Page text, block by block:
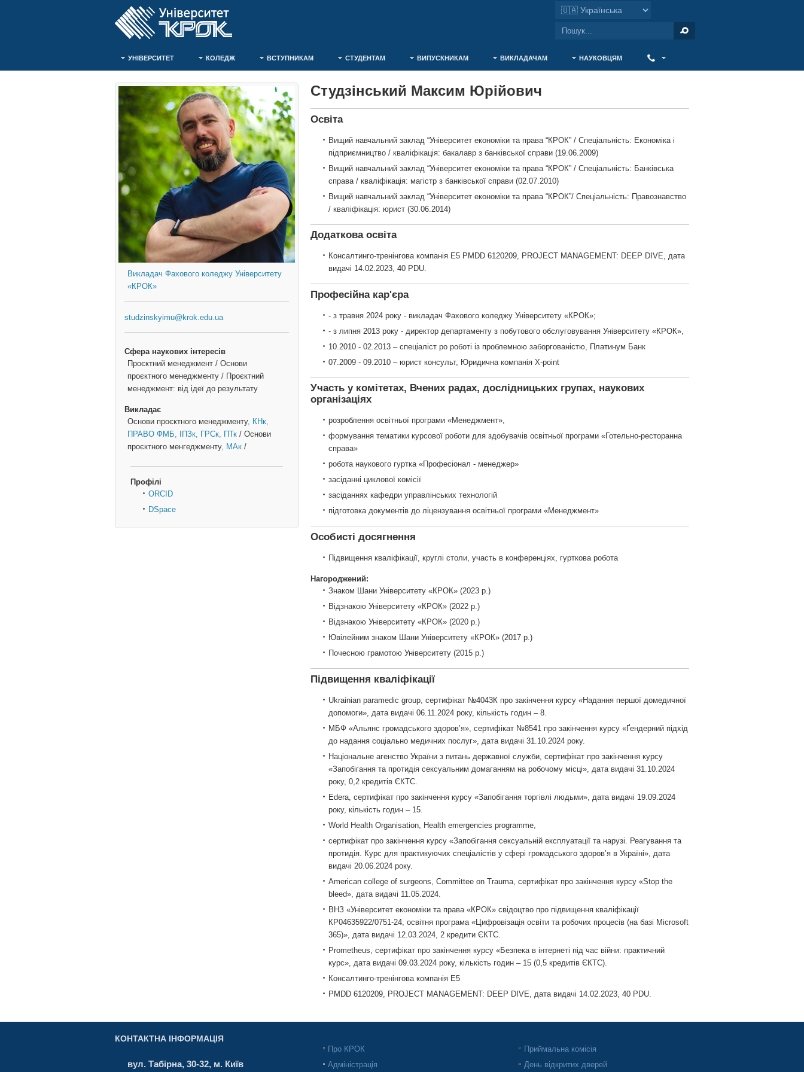
УНІВЕРСИТЕТ КОЛЕДЖ ВСТУПНИКАМ СТУДЕНТАМ ВИПУСКНИКАМ ВИКЛАДАЧАМ НАУКОВЦЯМ
Викладач Фахового коледжу Університету
«КРОК»
studzinskyimu@krok.edu.ua
Сфера наукових інтересів
Проєктний менеджмент / Основи
проєктного менеджменту / Проєктний
менеджмент: від ідеї до результату
Викладає
Основи проєктного менеджменту, КНк,
ПРАВО ФМБ, ІПЗк, ГРСк, ПТк / Основи
проєктного менгеджменту, МАк /
Профілі
ORCID
DSpace
Студзінський Максим Юрійович
Освіта
Вищий навчальний заклад “Університет економіки та права “КРОК” / Спеціальність: Економіка і
підприємництво / кваліфікація: бакалавр з банківської справи (19.06.2009)
Вищий навчальний заклад “Університет економіки та права “КРОК” / Спеціальність: Банківська
справа / кваліфікація: магістр з банківської справи (02.07.2010)
Вищий навчальний заклад “Університет економіки та права “КРОК”/ Спеціальність: Правознавство
/ кваліфікація: юрист (30.06.2014)
Додаткова освіта
Консалтинго-тренінгова компанія E5 PMDD 6120209, PROJECT MANAGEMENT: DEEP DIVE, дата
видачі 14.02.2023, 40 PDU.
Професійна кар'єра
- з травня 2024 року - викладач Фахового коледжу Університету «КРОК»;
- з липня 2013 року - директор департаменту з побутового обслуговування Університету «КРОК»,
10.2010 - 02.2013 – спеціаліст ро роботі із проблемною заборгованістю, Платинум Банк
07.2009 - 09.2010 – юрист консульт, Юридична компанія Х-point
Участь у комітетах, Вчених радах, дослідницьких групах, наукових
організаціях
розроблення освітньої програми «Менеджмент»,
формування тематики курсової роботи для здобувачів освітньої програми «Готельно-ресторанна
справа»
робота наукового гуртка «Професіонал - менеджер»
засіданні циклової комісії
засіданнях кафедри управлінських технологій
підготовка документів до ліцензування освітньої програми «Менеджмент»
Особисті досягнення
Підвищення кваліфікації, круглі столи, участь в конференціях, гурткова робота
Нагороджений:
Знаком Шани Університету «КРОК» (2023 р.)
Відзнакою Університету «КРОК» (2022 р.)
Відзнакою Університету «КРОК» (2020 р.)
Ювілейним знаком Шани Університету «КРОК» (2017 р.)
Почесною грамотою Університету (2015 р.)
Підвищення кваліфікації
Ukrainian paramedic group, сертифікат №4043К про закінчення курсу «Надання першої домедичної
допомоги», дата видачі 06.11.2024 року, кількість годин – 8.
МБФ «Альянс громадського здоров’я», сертифікат №8541 про закінчення курсу «Ґендерний підхід
до надання соціально медичних послуг», дата видачі 31.10.2024 року.
Національне агенство України з питань державної служби, сертифікат про закінчення курсу
«Запобігання та протидія сексуальним домаганням на робочому місці», дата видачі 31.10.2024
року, 0,2 кредитів ЄКТС.
Edera, сертифікат про закінчення курсу «Запобігання торгівлі людьми», дата видачі 19.09.2024
року, кількість годин – 15.
World Health Organisation, Health emergencies programme,
сертифікат про закінчення курсу «Запобігання сексуальній експлуатації та нарузі. Реагування та
протидія. Курс для практикуючих спеціалістів у сфері громадського здоров’я в Україні», дата
видачі 20.06.2024 року.
American college of surgeons, Committee on Trauma, сертифікат про закінчення курсу «Stop the
bleed», дата видачі 11.05.2024.
ВНЗ «Університет економіки та права «КРОК» свідоцтво про підвищення кваліфікації
КР04635922/0751-24, освітня програма «Цифровізація освіти та робочих процесів (на базі Microsoft
365)», дата видачі 12.03.2024, 2 кредити ЄКТС.
Prometheus, сертифікат про закінчення курсу «Безпека в інтернеті під час війни: практичний
курс», дата видачі 09.03.2024 року, кількість годин – 15 (0,5 кредитів ЄКТС).
Консалтинго-тренінгова компанія E5
PMDD 6120209, PROJECT MANAGEMENT: DEEP DIVE, дата видачі 14.02.2023, 40 PDU.
КОНТАКТНА ІНФОРМАЦІЯ
вул. Табірна, 30-32, м. Київ
Про КРОК
Адміністрація
Приймальна комісія
День відкритих дверей